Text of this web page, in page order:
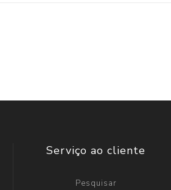
Serviço ao cliente
Pesquisar